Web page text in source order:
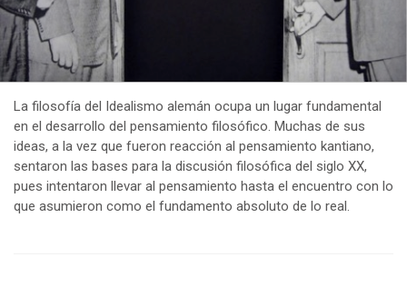
La filosofía del Idealismo alemán ocupa un lugar fundamental
en el desarrollo del pensamiento filosófico. Muchas de sus
ideas, a la vez que fueron reacción al pensamiento kantiano,
sentaron las bases para la discusión filosófica del siglo XX,
pues intentaron llevar al pensamiento hasta el encuentro con lo
que asumieron como el fundamento absoluto de lo real.